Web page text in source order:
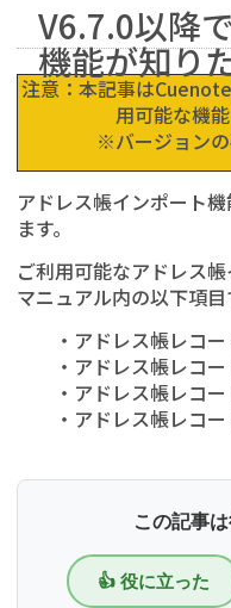
V6.7.0以降
機能が知り
注意：本記事は
用可能な機
※バージョン
アドレス帳インポート
ます。
ご利用可能なアドレス
マニュアル内の以下項目
・アドレス帳レコー
・アドレス帳レコー
・アドレス帳レコー
・アドレス帳レコー
この記事
👍 役に立った